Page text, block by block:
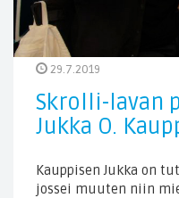
29.7.2019
Skrolli-lavan
Jukka O.
Kauppisen Jukka on
jossei muuten niin